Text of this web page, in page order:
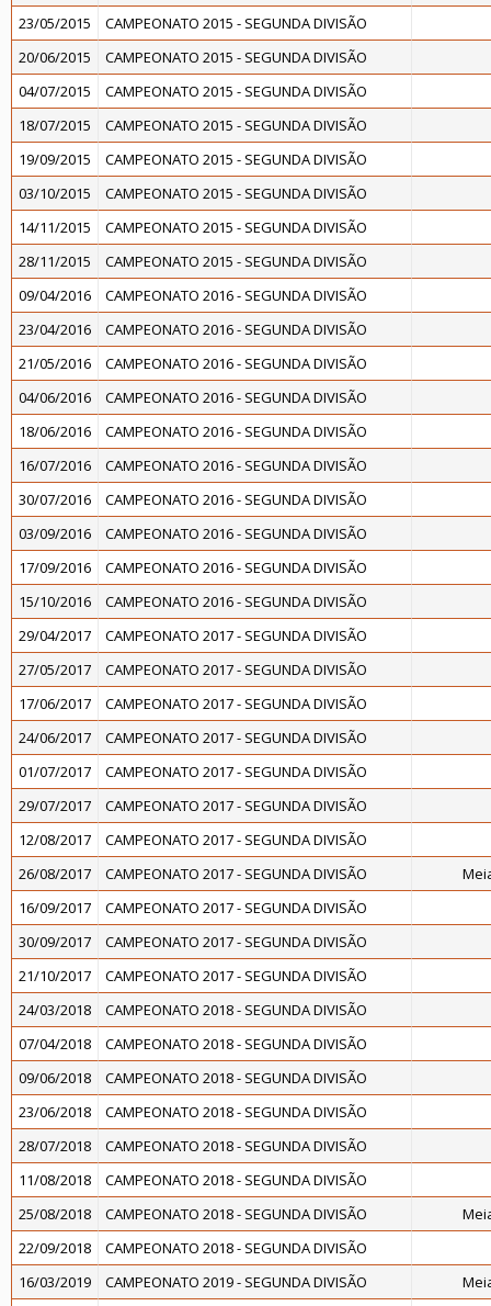
23/05/2015
CAMPEONATO 2015 - SEGUNDA DIVISÃO
20/06/2015
CAMPEONATO 2015 - SEGUNDA DIVISÃO
04/07/2015
CAMPEONATO 2015 - SEGUNDA DIVISÃO
18/07/2015
CAMPEONATO 2015 - SEGUNDA DIVISÃO
19/09/2015
CAMPEONATO 2015 - SEGUNDA DIVISÃO
03/10/2015
CAMPEONATO 2015 - SEGUNDA DIVISÃO
14/11/2015
CAMPEONATO 2015 - SEGUNDA DIVISÃO
28/11/2015
CAMPEONATO 2015 - SEGUNDA DIVISÃO
09/04/2016
CAMPEONATO 2016 - SEGUNDA DIVISÃO
23/04/2016
CAMPEONATO 2016 - SEGUNDA DIVISÃO
21/05/2016
CAMPEONATO 2016 - SEGUNDA DIVISÃO
04/06/2016
CAMPEONATO 2016 - SEGUNDA DIVISÃO
18/06/2016
CAMPEONATO 2016 - SEGUNDA DIVISÃO
16/07/2016
CAMPEONATO 2016 - SEGUNDA DIVISÃO
30/07/2016
CAMPEONATO 2016 - SEGUNDA DIVISÃO
03/09/2016
CAMPEONATO 2016 - SEGUNDA DIVISÃO
17/09/2016
CAMPEONATO 2016 - SEGUNDA DIVISÃO
15/10/2016
CAMPEONATO 2016 - SEGUNDA DIVISÃO
29/04/2017
CAMPEONATO 2017 - SEGUNDA DIVISÃO
27/05/2017
CAMPEONATO 2017 - SEGUNDA DIVISÃO
17/06/2017
CAMPEONATO 2017 - SEGUNDA DIVISÃO
24/06/2017
CAMPEONATO 2017 - SEGUNDA DIVISÃO
01/07/2017
CAMPEONATO 2017 - SEGUNDA DIVISÃO
29/07/2017
CAMPEONATO 2017 - SEGUNDA DIVISÃO
12/08/2017
CAMPEONATO 2017 - SEGUNDA DIVISÃO
26/08/2017
CAMPEONATO 2017 - SEGUNDA DIVISÃO
16/09/2017
CAMPEONATO 2017 - SEGUNDA DIVISÃO
30/09/2017
CAMPEONATO 2017 - SEGUNDA DIVISÃO
21/10/2017
CAMPEONATO 2017 - SEGUNDA DIVISÃO
24/03/2018
CAMPEONATO 2018 - SEGUNDA DIVISÃO
07/04/2018
CAMPEONATO 2018 - SEGUNDA DIVISÃO
09/06/2018
CAMPEONATO 2018 - SEGUNDA DIVISÃO
23/06/2018
CAMPEONATO 2018 - SEGUNDA DIVISÃO
28/07/2018
CAMPEONATO 2018 - SEGUNDA DIVISÃO
11/08/2018
CAMPEONATO 2018 - SEGUNDA DIVISÃO
25/08/2018
CAMPEONATO 2018 - SEGUNDA DIVISÃO
22/09/2018
CAMPEONATO 2018 - SEGUNDA DIVISÃO
16/03/2019
CAMPEONATO 2019 - SEGUNDA DIVISÃO